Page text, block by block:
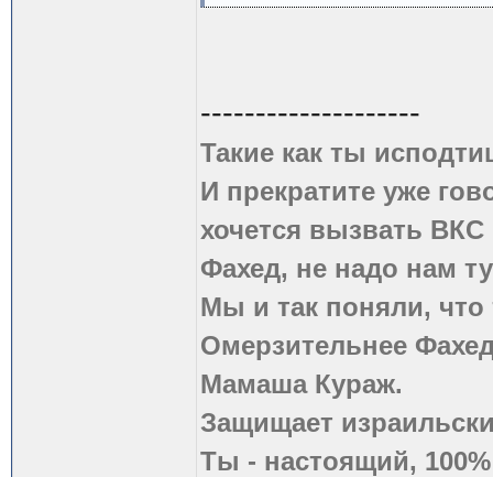
--------------------
Такие как ты
И прекратите уже
хочется вызвать
Фахед, не надо нам
Мы и так поняли,
Омерзительнее
Мамаша Кураж.
Защищает
Ты - настоящий,